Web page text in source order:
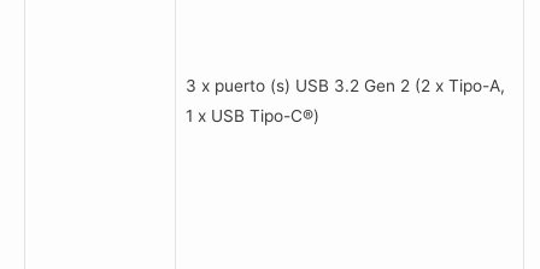
3 x puerto (s) USB 3.2 Gen 2 (2 x Tipo-A,
1 x USB Tipo-C®)